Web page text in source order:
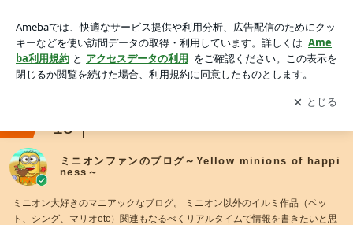
アプリをダウンロードして ブログの更新通知
を受け取りまし
ょう。
開く
15
ミニオンファンのブログ～Yellow minions of happi
ness～
ミニオン大好きのマニアックなブログ。 ミニオン以外のイルミ作品（ペッ
ト、シング、マリオetc）関連もなるべくリアルタイムで情報を書きたいと思